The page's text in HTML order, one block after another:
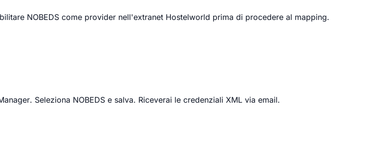
NOBEDS come provider nell'extranet Hostelworld prima di procedere al mapping.
. Seleziona NOBEDS e salva. Riceverai le credenziali XML via email.